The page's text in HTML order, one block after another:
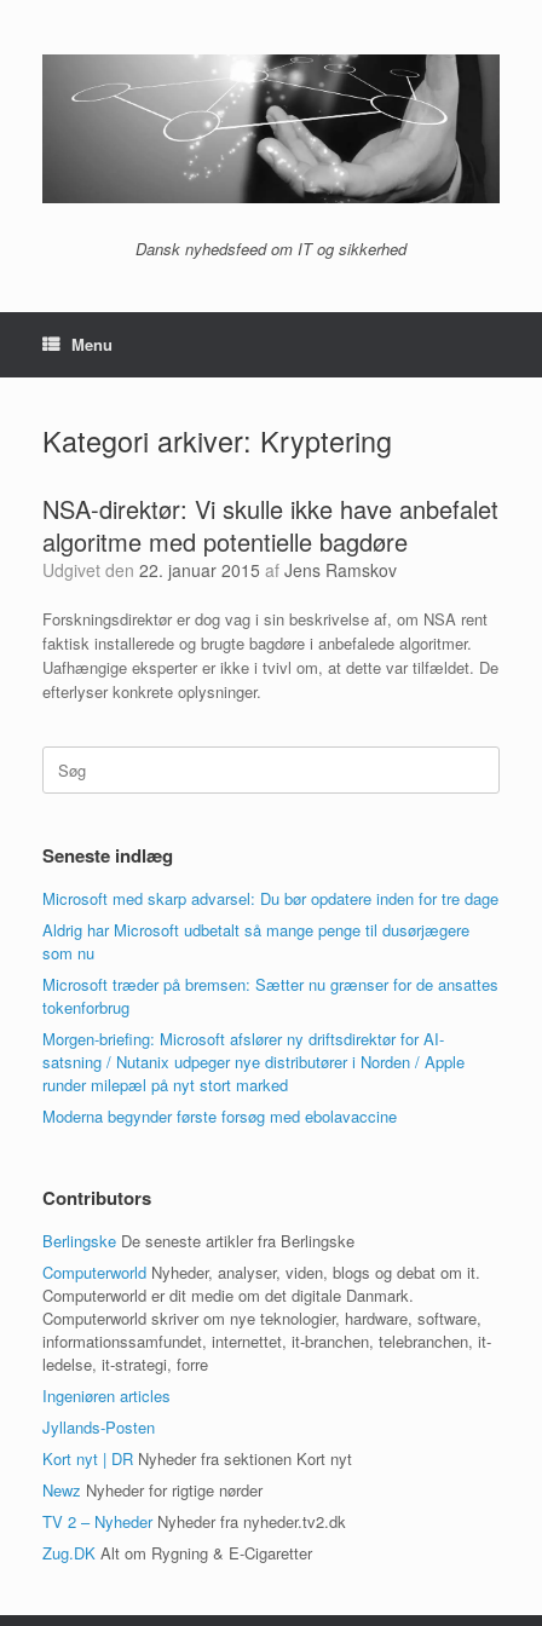
indhold
Dansk nyhedsfeed om IT og sikkerhed
Menu
Kategori arkiver: Kryptering
NSA-direktør: Vi skulle ikke have anbefalet
algoritme med potentielle bagdøre
Udgivet den 22. januar 2015 af Jens Ramskov
Forskningsdirektør er dog vag i sin beskrivelse af, om NSA rent
faktisk installerede og brugte bagdøre i anbefalede algoritmer.
Uafhængige eksperter er ikke i tvivl om, at dette var tilfældet. De
efterlyser konkrete oplysninger.
Søg
efter:
Seneste indlæg
Microsoft med skarp advarsel: Du bør opdatere inden for tre dage
Aldrig har Microsoft udbetalt så mange penge til dusørjægere
som nu
Microsoft træder på bremsen: Sætter nu grænser for de ansattes
tokenforbrug
Morgen-briefing: Microsoft afslører ny driftsdirektør for AI-
satsning / Nutanix udpeger nye distributører i Norden / Apple
runder milepæl på nyt stort marked
Moderna begynder første forsøg med ebolavaccine
Contributors
Berlingske De seneste artikler fra Berlingske
Computerworld Nyheder, analyser, viden, blogs og debat om it.
Computerworld er dit medie om det digitale Danmark.
Computerworld skriver om nye teknologier, hardware, software,
informationssamfundet, internettet, it-branchen, telebranchen, it-
ledelse, it-strategi, forre
Ingeniøren articles
Jyllands-Posten
Kort nyt | DR Nyheder fra sektionen Kort nyt
Newz Nyheder for rigtige nørder
TV 2 – NyhederNyheder fra nyheder.tv2.dk
Zug.DK Alt om Rygning & E-Cigaretter